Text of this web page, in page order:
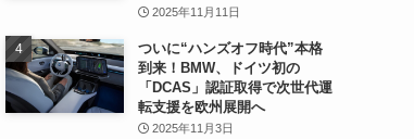
2025年11月11日
ついに“ハンズオフ時代”本格
到来！BMW、ドイツ初の
「DCAS」認証取得で次世代運
転支援を欧州展開へ
2025年11月3日